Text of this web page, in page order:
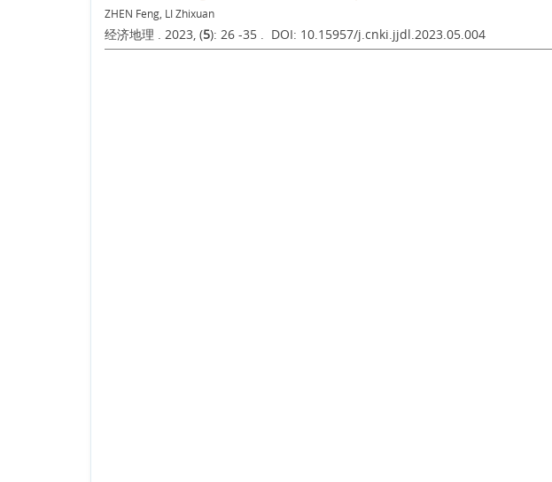
ZHEN Feng, LI Zhixuan
经济地理 . 2023, (5): 26 -35 . DOI: 10.15957/j.cnki.jjdl.2023.05.004